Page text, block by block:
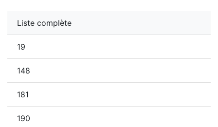
Liste complète
19
148
181
190